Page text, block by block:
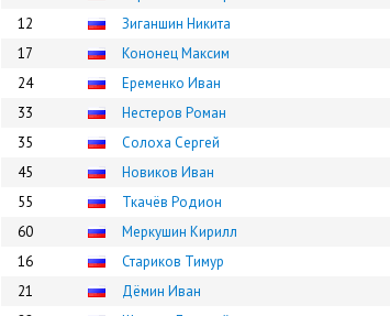
12 Зиганшин Никита
17 Кононец Максим
24 Еременко Иван
33 Нестеров Роман
35 Солоха Сергей
45 Новиков Иван
55 Ткачёв Родион
60 Меркушин Кирилл
16 Стариков Тимур
21 Дёмин Иван